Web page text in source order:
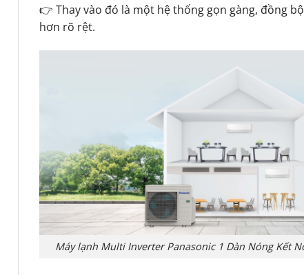
👉 Thay vào đó là một hệ thống gọn gàng, đồng
hơn rõ rệt.
Máy lạnh Multi Inverter Panasonic 1 Dàn Nóng Kết